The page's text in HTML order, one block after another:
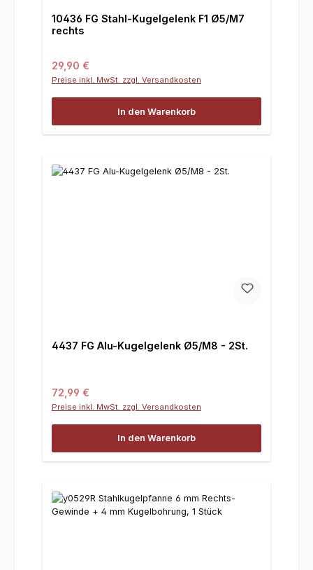
10436 FG Stahl-Kugelgelenk F1 Ø5/M7
rechts
Regulärer Preis:
29,90 €
Preise inkl. MwSt. zzgl. Versandkosten
In den Warenkorb
4437 FG Alu-Kugelgelenk Ø5/M8 - 2St.
Regulärer Preis:
72,99 €
Preise inkl. MwSt. zzgl. Versandkosten
In den Warenkorb